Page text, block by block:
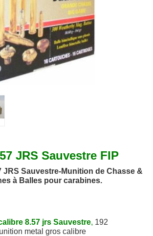
JRS Sauvestre FIP
JRS Sauvestre-Munition de Chasse &
à Balles pour carabines.
8.57 jrs Sauvestre, 192
metal gros calibre